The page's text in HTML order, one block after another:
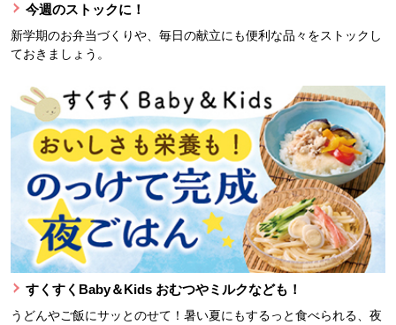
今週のストックに！
新学期のお弁当づくりや、毎日の献立にも便利な品々をストックし
ておきましょう。
すくすくBaby＆Kids おむつやミルクなども！
うどんやご飯にサッとのせて！暑い夏にもするっと食べられる、夜